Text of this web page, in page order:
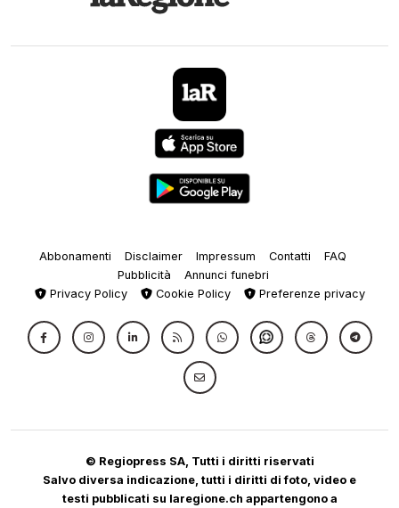
Abbonamenti Disclaimer Impressum Contatti
FAQ
Pubblicità
Annunci funebri
Privacy Policy
Cookie Policy Preferenze privacy
© Regiopress SA, Tutti i diritti riservati
Salvo diversa indicazione, tutti i diritti di foto, video e
testi pubblicati su laregione.ch appartengono a